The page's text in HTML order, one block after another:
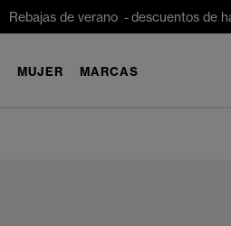
Rebajas de verano - descuentos de
MUJER MARCAS